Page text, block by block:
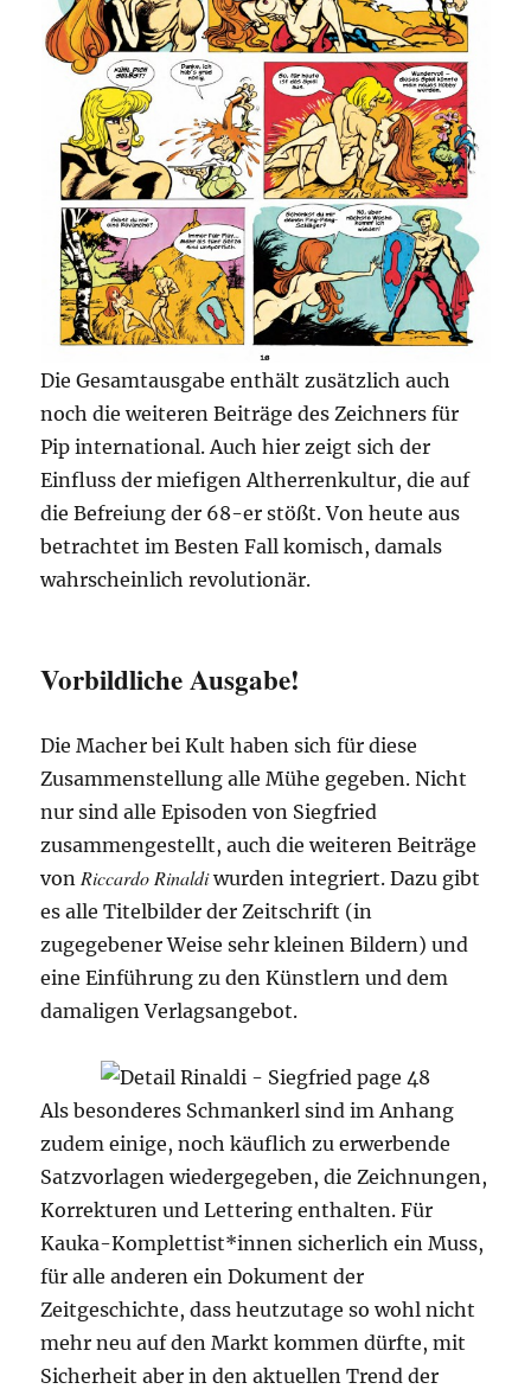
Die Gesamtausgabe enthält zusätzlich auch
noch die weiteren Beiträge des Zeichners für
Pip international. Auch hier zeigt sich der
Einfluss der miefigen Altherrenkultur, die auf
die Befreiung der 68-er stößt. Von heute aus
betrachtet im Besten Fall komisch, damals
wahrscheinlich revolutionär.
Vorbildliche Ausgabe!
Die Macher bei Kult haben sich für diese
Zusammenstellung alle Mühe gegeben. Nicht
nur sind alle Episoden von Siegfried
zusammengestellt, auch die weiteren Beiträge
von Riccardo Rinaldiwurden integriert. Dazu gibt
es alle Titelbilder der Zeitschrift (in
zugegebener Weise sehr kleinen Bildern) und
eine Einführung zu den Künstlern und dem
damaligen Verlagsangebot.
Als besonderes Schmankerl sind im Anhang
zudem einige, noch käuflich zu erwerbende
Satzvorlagen wiedergegeben, die Zeichnungen,
Korrekturen und Lettering enthalten. Für
Kauka-Komplettist*innen sicherlich ein Muss,
für alle anderen ein Dokument der
Zeitgeschichte, dass heutzutage so wohl nicht
mehr neu auf den Markt kommen dürfte, mit
Sicherheit aber in den aktuellen Trend der